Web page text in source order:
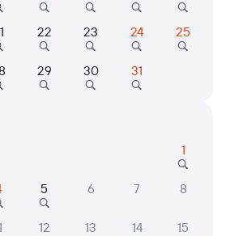
на схемах вагонов
на вопросы о поездке или
до посадки в поезд
на сайте
в поезд?
22 23 24 25
29 30 31
1
5 6 7 8
12 13 14 15